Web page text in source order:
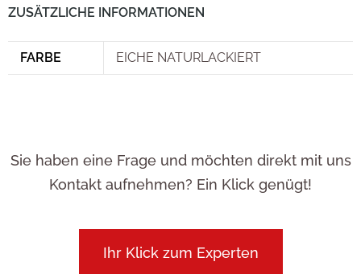
ZUSÄTZLICHE INFORMATIONEN
FARBE EICHE NATURLACKIERT
Sie haben eine Frage und möchten direkt mit uns
Kontakt aufnehmen? Ein Klick genügt!
Ihr Klick zum Experten